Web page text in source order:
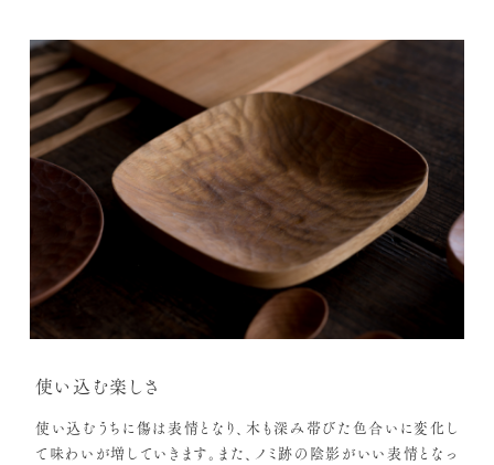
使い込む楽しさ
使い込むうちに傷は表情となり、木も深み帯びた色合いに変化し
て味わいが増していきます。また、ノミ跡の陰影がいい表情となっ